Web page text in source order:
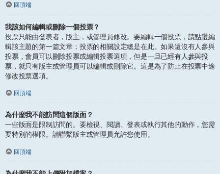
回頂端
我該如何編輯或刪除一個投票？
投票只能由發表者，版主，或管理員修改。要編輯一個投票，請點選編
輯該主題的第一篇文章；投票的相關設定總是在此。如果還沒有人參與
投票，會員可以刪除投票或編輯投票選項，但是一旦已經有人參與投
票，就只有版主或管理員可以編輯或刪除它。這是為了防止在投票中途
修改投票選項。
回頂端
為什麼我不能訪問這個版面？
一些版面是限制訪問的。要檢視、閱讀、發表或執行其他的動作，您需
要特別的權限。請聯繫版主或管理員允許您使用。
回頂端